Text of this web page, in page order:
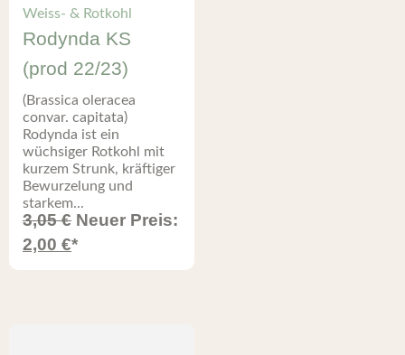
Weiss- & Rotkohl
Rodynda KS
(prod 22/23)
(Brassica oleracea
convar. capitata)
Rodynda ist ein
wüchsiger Rotkohl mit
kurzem Strunk, kräftiger
Bewurzelung und
starkem...
3,05€ Neuer Preis:
2,00 €*